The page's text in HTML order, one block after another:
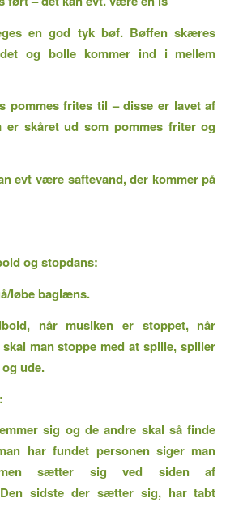
en god tyk bøf. Bøffen skæres
og bolle kommer ind i mellem
pommes frites til – disse er lavet af
er skåret ud som pommes friter og
evt være saftevand, der kommer på
og stopdans:
løbe baglæns.
når musiken er stoppet, når
man stoppe med at spille, spiller
ude.
sig og de andre skal så finde
har fundet personen siger man
sætter sig ved
siden af
Den sidste der sætter sig, har tabt